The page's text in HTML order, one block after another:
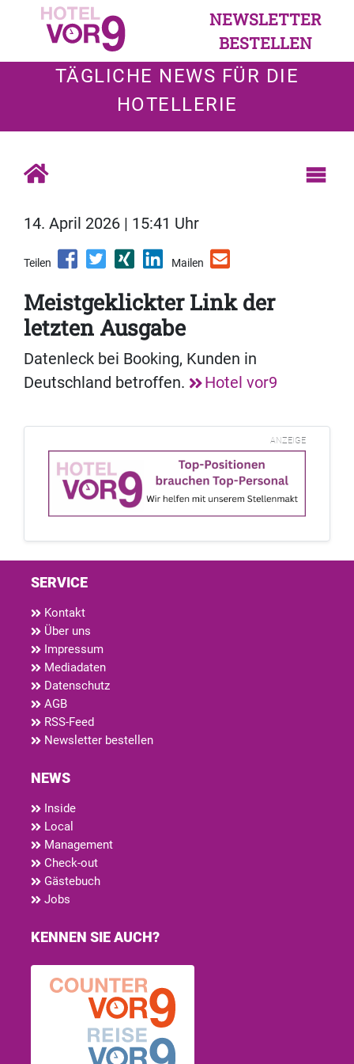
NEWSLETTER
BESTELLEN
TÄGLICHE NEWS FÜR DIE
HOTELLERIE
14. April 2026 | 15:41 Uhr
Teilen Mailen
Meistgeklickter Link der
letzten Ausgabe
Datenleck bei Booking, Kunden in
Deutschland betroffen.
Hotel vor9
ANZEIGE
SERVICE
Kontakt
Über uns
Impressum
Mediadaten
Datenschutz
AGB
RSS-Feed
Newsletter bestellen
NEWS
Inside
Local
Management
Check-out
Gästebuch
Jobs
KENNEN SIE AUCH?